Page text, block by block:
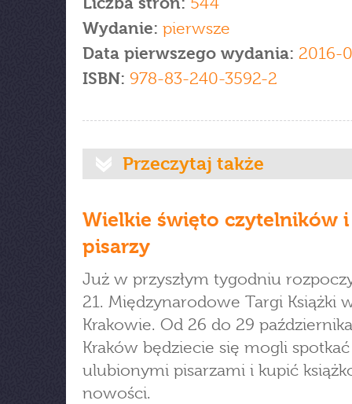
Wydanie: pierwsze
Data pierwszego wydania: 2016-
ISBN: 978-83-240-3592-2
Przeczytaj także
Wielkie święto czytelników i
pisarzy
Już w przyszłym tygodniu
21. Międzynarodowe Targi Książki
Krakowie. Od 26 do 29
Kraków będziecie się mogli
ulubionymi pisarzami i kupić
nowości.